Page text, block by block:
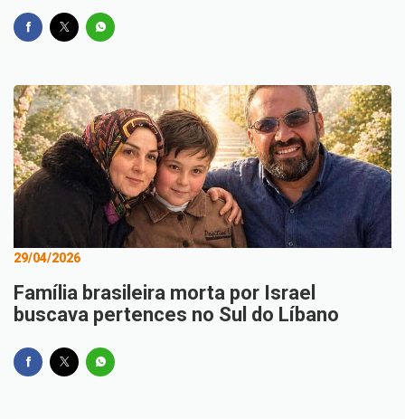
29/04/2026
Família brasileira morta por Israel
buscava pertences no Sul do Líbano